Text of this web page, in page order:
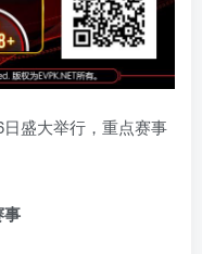
盛大举行，重点赛事
事